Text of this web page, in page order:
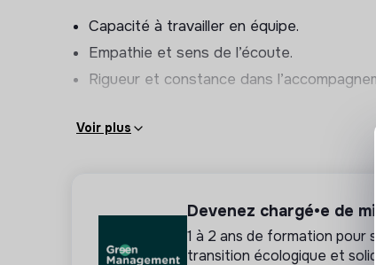
Fourchette indicative (sans sujétions
,
: Mutuelle prise en charge à
💡VOS MISSIONS
Capacité à travailler en équipe.
Empathie et sens de l’écoute.
Rigueur et constance dans
Voir plus
Devenez chargé•e de
1 à 2 ans de formation pour
transition écologique et